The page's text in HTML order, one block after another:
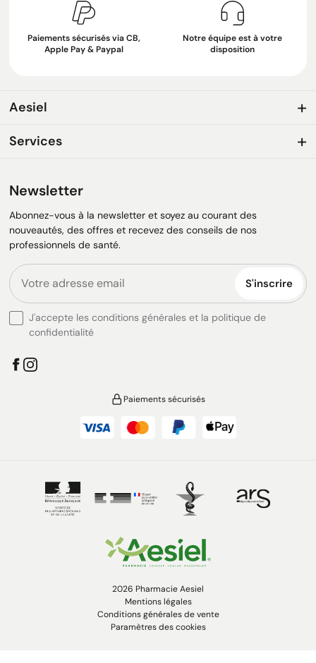
Paiements sécurisés via CB,
Apple Pay & Paypal
Notre équipe est à votre
disposition
Aesiel
Services
Newsletter
Abonnez-vous à la newsletter et soyez au courant des
nouveautés, des offres et recevez des conseils de nos
professionnels de santé.
S'inscrire
J'accepte les conditions générales et la politique de
confidentialité
Paiements sécurisés
2026 Pharmacie Aesiel
Mentions légales
Conditions générales de vente
Paramètres des cookies